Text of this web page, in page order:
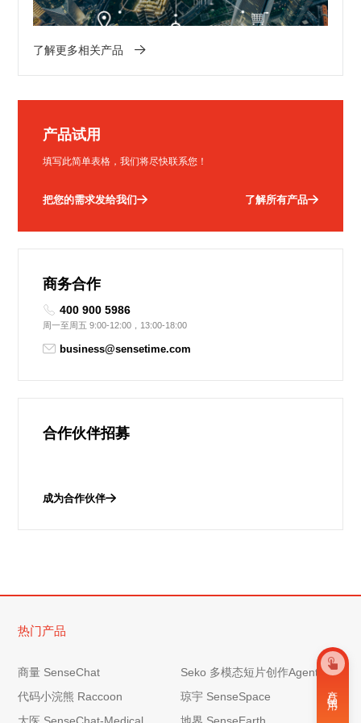
了解更多相关产品
产品试用
填写此简单表格，我们将尽快联系您！
把您的需求发给我们 了解所有产品
商务合作
400 900 5986
周一至周五 9:00-12:00，13:00-18:00
business@sensetime.com
合作伙伴招募
成为合作伙伴
热门产品
商量 SenseChat
Seko 多模态短片创作Agent
代码小浣熊 Raccoon
琼宇 SenseSpace